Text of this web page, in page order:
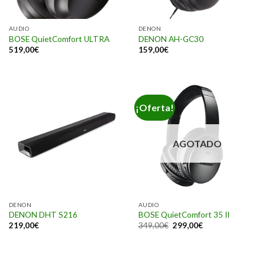
AUDIO
BOSE QuietComfort ULTRA
519,00€
DENON
DENON AH-GC30
159,00€
DENON
DENON DHT S216
219,00€
¡Oferta!
AGOTADO
AUDIO
BOSE QuietComfort 35 II
349,00€ 299,00€